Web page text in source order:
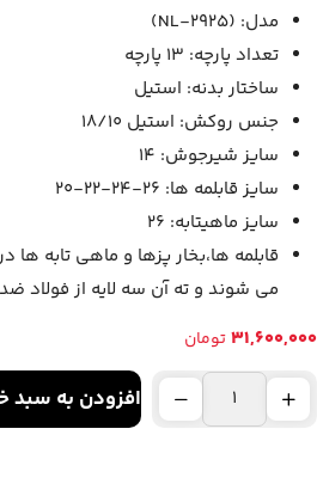
مدل: (NL-2925)
تعداد پارچه: 13 پارچه
ساختار بدنه: استیل
جنس روکش: استیل 18/10
سایز شیرجوش: 14
سایز قابلمه ها: 26-24-22-20
سایز ماهیتابه: 26
قابلمه ها،بخار پزها و ماهی تابه ها
می شوند و ته آن سه لایه از فولاد
31,600,000تومان
افزودن به سبد